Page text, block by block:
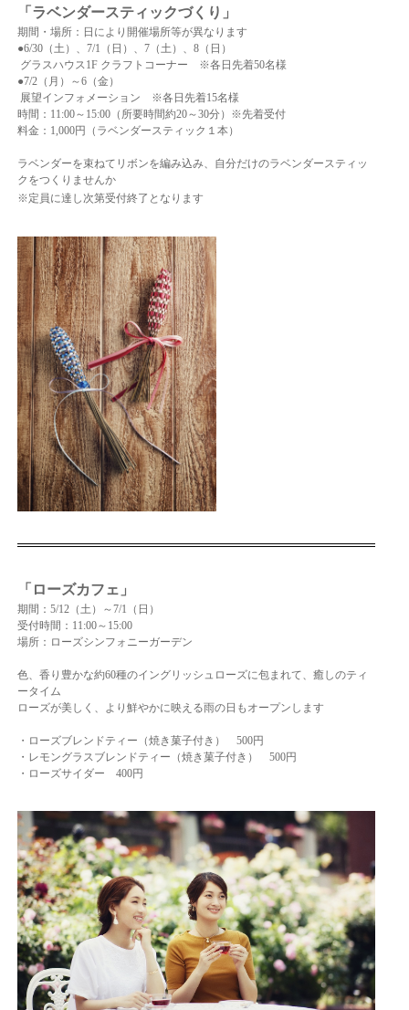
「ラベンダースティックづくり」
期間・場所：日により開催場所等が異なります
●6/30（土）、7/1（日）、7（土）、8（日）
グラスハウス1F クラフトコーナー ※各日先着50名様
●7/2（月）～6（金）
展望インフォメーション ※各日先着15名様
時間：11:00～15:00（所要時間約20～30分）※先着受付
料金：1,000円（ラベンダースティック１本）
ラベンダーを束ねてリボンを編み込み、自分だけのラベンダースティッ
クをつくりませんか
※定員に達し次第受付終了となります
「ローズカフェ」
期間：5/12（土）～7/1（日）
受付時間：11:00～15:00
場所：ローズシンフォニーガーデン
色、香り豊かな約60種のイングリッシュローズに包まれて、癒しのティ
ータイム
ローズが美しく、より鮮やかに映える雨の日もオープンします
・ローズブレンドティー（焼き菓子付き） 500円
・レモングラスブレンドティー（焼き菓子付き） 500円
・ローズサイダー 400円